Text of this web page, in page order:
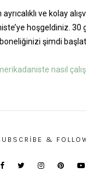
ve kolay
hoşgeldiniz. 30
şimdi
nasıl
&